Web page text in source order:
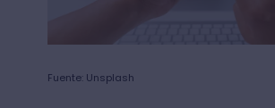
Fuente: Unsplash